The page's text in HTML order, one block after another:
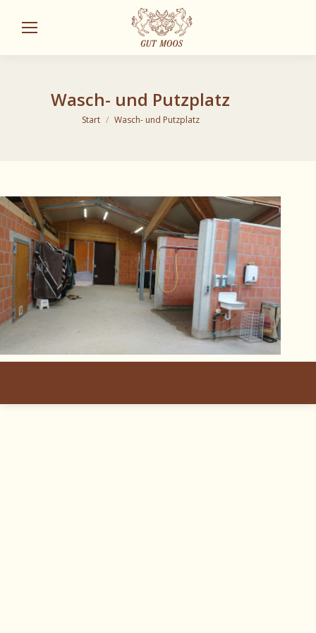
Wasch- und Putzplatz
Sie befinden sich hier:
Start Wasch- und Putzplatz